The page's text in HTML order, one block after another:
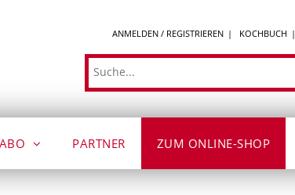
ANMELDEN / REGISTRIEREN KOCHBUCH
Suche
PARTNER ZUM ONLINE-SHOP